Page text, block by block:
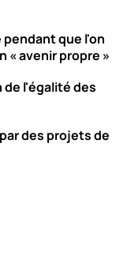
que l'on
« avenir propre »
de l'égalité des
des projets de